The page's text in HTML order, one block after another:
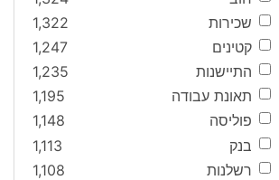
שכירות
1,322
קטינים
1,247
התיישנות
1,235
תאונת עבודה
1,195
פוליסה
1,148
בנק
1,113
רשלנות
1,108